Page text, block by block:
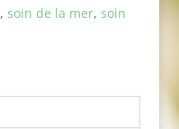
, soin de la mer, soin